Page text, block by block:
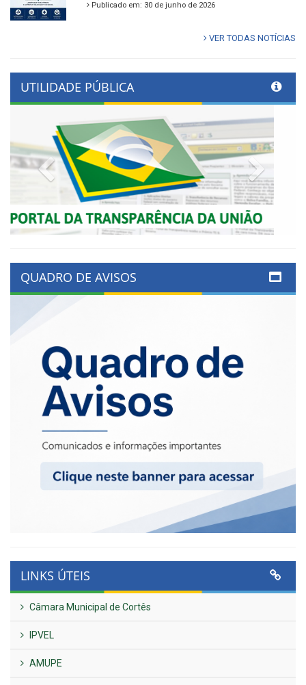
Publicado em: 30 de junho de 2026
VER TODAS NOTÍCIAS
UTILIDADE PÚBLICA
Previous
QUADRO DE AVISOS
LINKS ÚTEIS
Câmara Municipal de Cortês
IPVEL
AMUPE